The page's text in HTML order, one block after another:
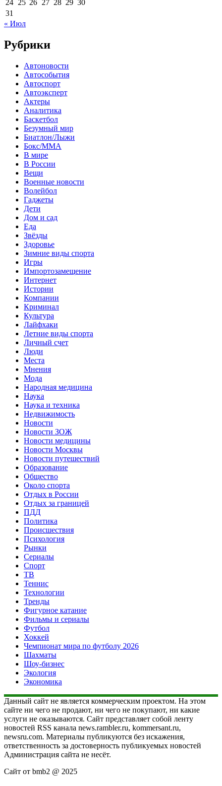
24 25 26 27 28 29 30
31
« Июл
Рубрики
Автоновости
Автособытия
Автоспорт
Автоэксперт
Актеры
Аналитика
Баскетбол
Безумный мир
Биатлон/Лыжи
Бокс/MMA
В мире
В России
Вещи
Военные новости
Волейбол
Гаджеты
Дети
Дом и сад
Еда
Звёзды
Здоровье
Зимние виды спорта
Игры
Импортозамещение
Интернет
Истории
Компании
Криминал
Культура
Лайфхаки
Летние виды спорта
Личный счет
Люди
Места
Мнения
Мода
Народная медицина
Наука
Наука и техника
Недвижимость
Новости
Новости ЗОЖ
Новости медицины
Новости Москвы
Новости путешествий
Образование
Общество
Около спорта
Отдых в России
Отдых за границей
ПДД
Политика
Происшествия
Психология
Рынки
Сериалы
Спорт
ТВ
Теннис
Технологии
Тренды
Фигурное катание
Фильмы и сериалы
Футбол
Хоккей
Чемпионат мира по футболу 2026
Шахматы
Шоу-бизнес
Экология
Экономика
Данный сайт не является коммерческим проектом. На этом
сайте ни чего не продают, ни чего не покупают, ни какие
услуги не оказываются. Сайт представляет собой ленту
новостей RSS канала news.rambler.ru, kommersant.ru,
newsru.com. Материалы публикуются без искажения,
ответственность за достоверность публикуемых новостей
Администрация сайта не несёт.
Сайт от bmb2 @ 2025